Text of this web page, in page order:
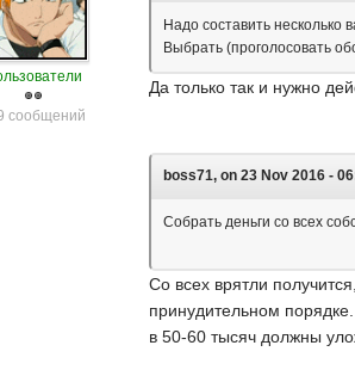
сообщений
Надо составить
Выбрать (проголосовать
Да только так и нужно
boss71, on 23 Nov 2016 -
Собрать деньги со всех
Со всех врятли
принудительном
в 50-60 тысяч должны